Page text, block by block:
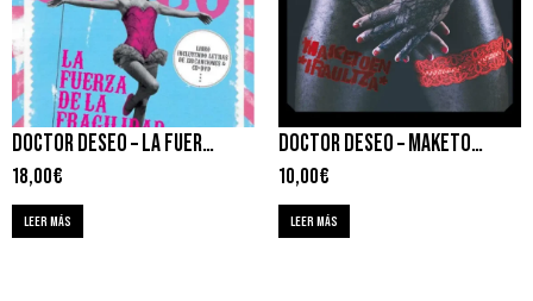
DOCTOR DESEO – LA FUERZA DE LA FRAGILIDAD / PALABRAS ANTE EL ESPEJO
18,00€
LEER MÁS
DOCTOR DESEO – MAKETOEN IRAULTZA
10,00€
LEER MÁS